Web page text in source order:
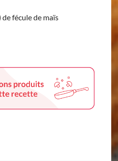
de fécule de maïs